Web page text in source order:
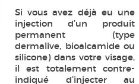
Si vous avez déjà eu une
injection d’un produit
permanent (type
dermalive, bioalcamide ou
silicone) dans votre visage,
il est totalement contre-
indiqué d’injecter au